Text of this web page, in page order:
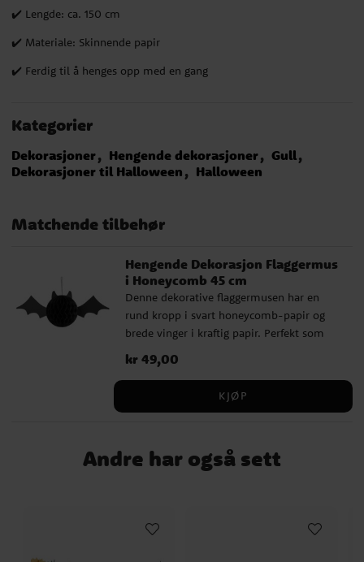
✔️ Lengde: ca. 150 cm
✔️ Materiale: Skinnende papir
✔️ Ferdig til å henges opp med en gang
Kategorier
Dekorasjoner Hengende dekorasjoner
Gull
Dekorasjoner til Halloween
Halloween
Matchende tilbehør
Hengende Dekorasjon Flaggermus
i Honeycomb 45 cm
Denne dekorative flaggermusen har en
rund kropp i svart honeycomb-papir og
brede vinger i kraftig papir. Perfekt som
pynt i taket, ved inngangen eller over et
dekket bord. Dekorasjonen brettes enkelt
Etterpå kan du brette den sammen og
å brette og henge opp
Pris:kr 49,00
kr 49,00
KJØP
Andre har også sett